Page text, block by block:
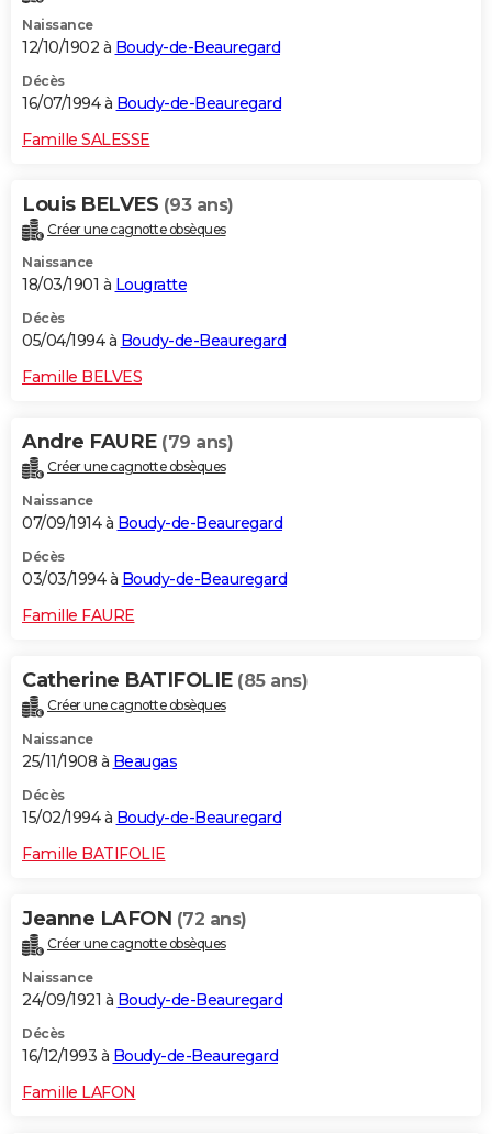
Naissance
12/10/1902 à Boudy-de-Beauregard
Décès
16/07/1994 à Boudy-de-Beauregard
Famille SALESSE
Louis BELVES (93 ans)
Créer une cagnotte obsèques
Naissance
18/03/1901 à Lougratte
Décès
05/04/1994 à Boudy-de-Beauregard
Famille BELVES
Andre FAURE (79 ans)
Créer une cagnotte obsèques
Naissance
07/09/1914 à Boudy-de-Beauregard
Décès
03/03/1994 à Boudy-de-Beauregard
Famille FAURE
Catherine BATIFOLIE (85 ans)
Créer une cagnotte obsèques
Naissance
25/11/1908 à Beaugas
Décès
15/02/1994 à Boudy-de-Beauregard
Famille BATIFOLIE
Jeanne LAFON (72 ans)
Créer une cagnotte obsèques
Naissance
24/09/1921 à Boudy-de-Beauregard
Décès
16/12/1993 à Boudy-de-Beauregard
Famille LAFON